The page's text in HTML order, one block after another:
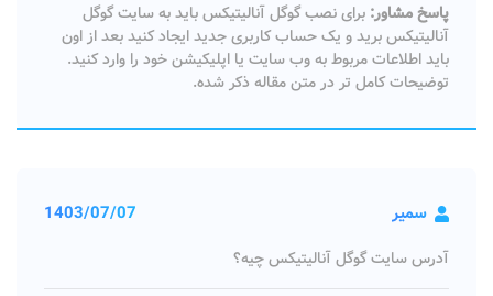
پاسخ مشاور: برای نصب گوگل آنالیتیکس باید به سایت گوگل
آنالیتیکس برید و یک حساب کاربری جدید ایجاد کنید بعد از اون
باید اطلاعات مربوط به وب سایت یا اپلیکیشن خود را وارد کنید.
توضیحات کامل تر در متن مقاله ذکر شده.
سمیر 1403/07/07
آدرس سایت گوگل آنالیتیکس چیه؟